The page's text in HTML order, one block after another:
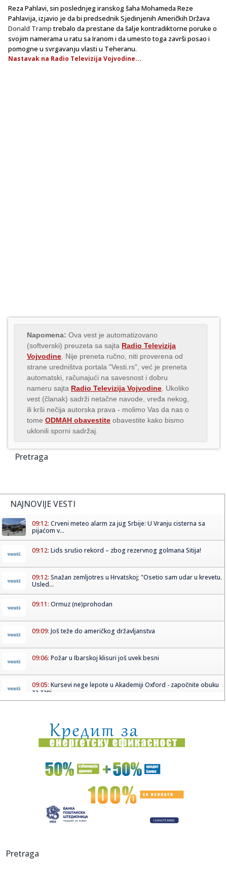
Reza Pahlavi, sin poslednjeg iranskog šaha Mohameda Reze
Pahlavija, izjavio je da bi predsednik Sjedinjenih Američkih Država
Donald Tramptrebalo da prestane da šalje kontradiktorne poruke o
svojim namerama u ratu sa Iranom i da umesto toga završi posao i
pomogne u svrgavanju vlasti u Teheranu.
Nastavak na Radio Televizija Vojvodine...
Napomena: Ova vest je automatizovano
(softverski) preuzeta sa sajta Radio Televizija
Vojvodine . Nije preneta ručno, niti proverena od
strane uredništva portala "Vesti.rs", već je preneta
automatski, računajući na savesnost i dobru
nameru sajta Radio Televizija Vojvodine . Ukoliko
vest (članak) sadrži netačne navode, vređa nekog,
ili krši nečija autorska prava - molimo Vas da nas o
tome ODMAH obavestite obavestite kako bismo
uklonili sporni sadržaj.
Pretraga
NAJNOVIJE VESTI
09:12: Crveni meteo alarm za jug Srbije: U Vranju cisterna sa
pijaćom v...
09:12: Lids srušio rekord – zbog rezervnog golmana Sitija!
09:12: Snažan zemljotres u Hrvatskoj; "Osetio sam udar u krevetu.
Usled...
09:11: Ormuz (ne)prohodan
09:09: Još teže do američkog državljanstva
09:06: Požar u Ibarskoj klisuri još uvek besni
09:05: Kursevi nege lepote u Akademiji Oxford - započnite obuku
za zani...
09:03:Vulin: Zašto se pravdamo zbog Srpskog sveta?
09:03:Filip Kostić – genijalan potez ili veliki eksperiment?
Zhivotni – Ljubljana – Gala Hala, Metelkova (Ljubljana) – 0...
09:01:KOLIKO KVADRATA SMETE DA DOZIDATE BEZ IKAKVIH
autoindustriji
Pretraga